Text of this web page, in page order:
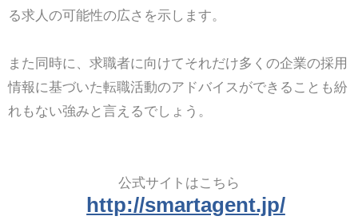
る求人の可能性の広さを示します。
また同時に、求職者に向けてそれだけ多くの企業の採用
情報に基づいた転職活動のアドバイスができることも紛
れもない強みと言えるでしょう。
公式サイトはこちら
http://smartagent.jp/